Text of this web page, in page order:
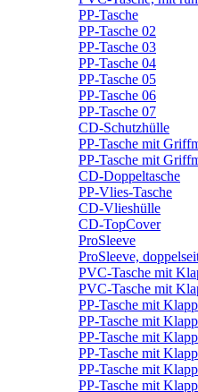
PP-Tasche
PP-Tasche 02
PP-Tasche 03
PP-Tasche 04
PP-Tasche 05
PP-Tasche 06
PP-Tasche 07
CD-Schutzhülle
PP-Tasche mit
PP-Tasche mit
CD-Doppeltasche
PP-Vlies-Tasche
CD-Vlieshülle
CD-TopCover
ProSleeve
ProSleeve,
PVC-Tasche mit
PVC-Tasche mit
PP-Tasche mit
PP-Tasche mit
PP-Tasche mit
PP-Tasche mit
PP-Tasche mit
PP-Tasche mit